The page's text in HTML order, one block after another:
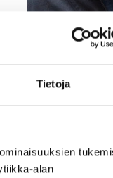
Tietoja
alan
täysihoidon
avulla. Monissa
keskiaikaisine